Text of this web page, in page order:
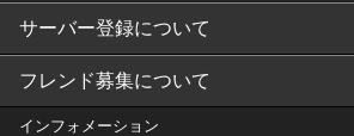
サーバー登録について
フレンド募集について
インフォメーション